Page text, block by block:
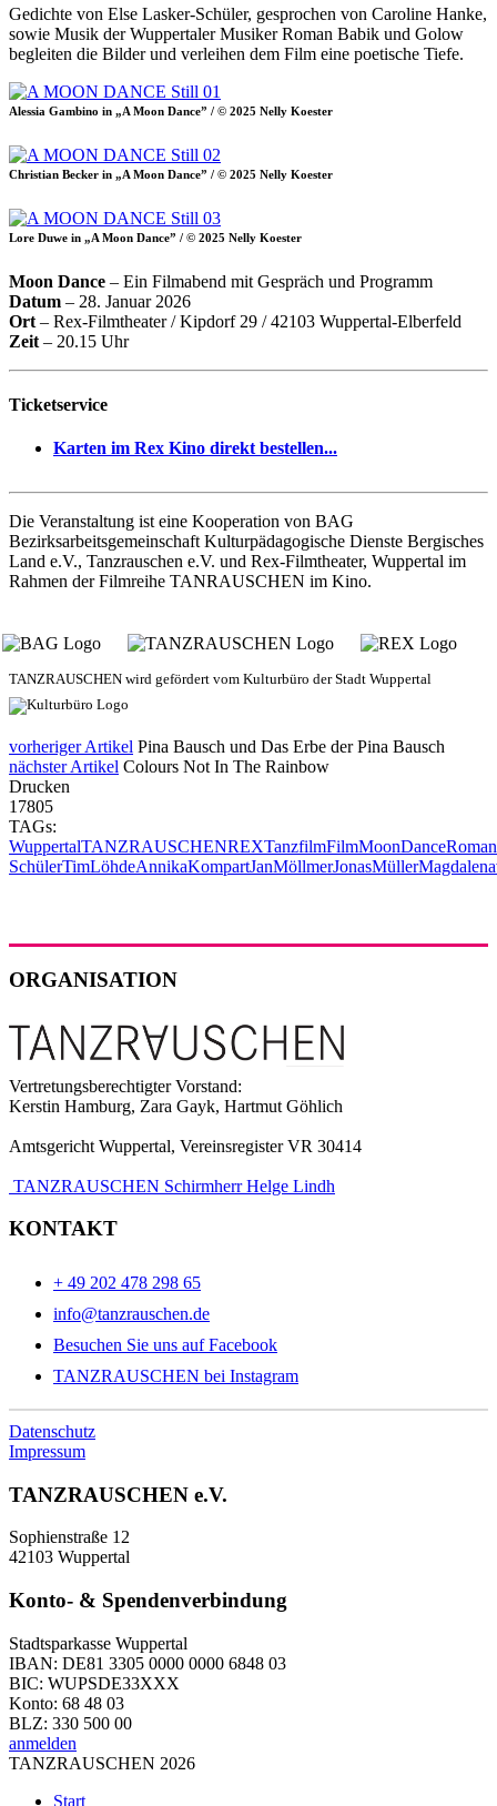
Gedichte von Else Lasker-Schüler, gesprochen von Caroline Hanke,
sowie Musik der Wuppertaler Musiker Roman Babik und Golow
begleiten die Bilder und verleihen dem Film eine poetische Tiefe.
Alessia Gambino in „A Moon Dance” / © 2025 Nelly Koester
Christian Becker in „A Moon Dance” / © 2025 Nelly Koester
Lore Duwe in „A Moon Dance” / © 2025 Nelly Koester
Moon Dance – Ein Filmabend mit Gespräch und Programm
Datum – 28. Januar 2026
Ort – Rex-Filmtheater / Kipdorf 29 / 42103 Wuppertal-Elberfeld
Zeit – 20.15 Uhr
Ticketservice
Karten im Rex Kino direkt bestellen...
Die Veranstaltung ist eine Kooperation von BAG
Bezirksarbeitsgemeinschaft Kulturpädagogische Dienste Bergisches
Land e.V., Tanzrauschen e.V. und Rex-Filmtheater, Wuppertal im
Rahmen der Filmreihe TANRAUSCHEN im Kino.
TANZRAUSCHEN wird gefördert vom Kulturbüro der Stadt Wuppertal
vorheriger Artikel Pina Bausch und Das Erbe der Pina Bausch
nächster Artikel Colours Not In The Rainbow
Drucken
17805
TAGs:
WuppertalTANZRAUSCHENREXTanzfilmFilmMoonDance
SchülerTimLöhdeAnnikaKompartJanMöllmerJonasMüller
ORGANISATION
Vertretungsberechtigter Vorstand:
Kerstin Hamburg, Zara Gayk, Hartmut Göhlich
Amtsgericht Wuppertal, Vereinsregister VR 30414
TANZRAUSCHEN Schirmherr Helge Lindh
KONTAKT
+ 49 202 478 298 65
info@tanzrauschen.de
Besuchen Sie uns auf Facebook
TANZRAUSCHEN bei Instagram
Datenschutz
Impressum
TANZRAUSCHEN e.V.
Sophienstraße 12
42103 Wuppertal
Konto- & Spendenverbindung
Stadtsparkasse Wuppertal
IBAN: DE81 3305 0000 0000 6848 03
BIC: WUPSDE33XXX
Konto: 68 48 03
BLZ: 330 500 00
anmelden
TANZRAUSCHEN 2026
Start